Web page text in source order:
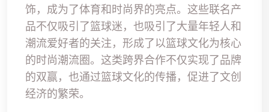
饰，成为了体育和时尚界的亮点。这些联名产
品不仅吸引了篮球迷，也吸引了大量年轻人和
潮流爱好者的关注，形成了以篮球文化为核心
的时尚潮流圈。这类跨界合作不仅实现了品牌
的双赢，也通过篮球文化的传播，促进了文创
经济的繁荣。